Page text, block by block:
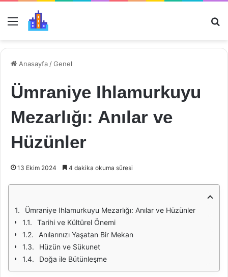
Menü
Anasayfa /Genel
Ümraniye Ihlamurkuyu
Mezarlığı: Anılar ve
Hüzünler
13 Ekim 2024 4 dakika okuma süresi
Ümraniye Ihlamurkuyu Mezarlığı: Anılar ve Hüzünler
Tarihi ve Kültürel Önemi
Anılarınızı Yaşatan Bir Mekan
Hüzün ve Sükunet
Doğa ile Bütünleşme